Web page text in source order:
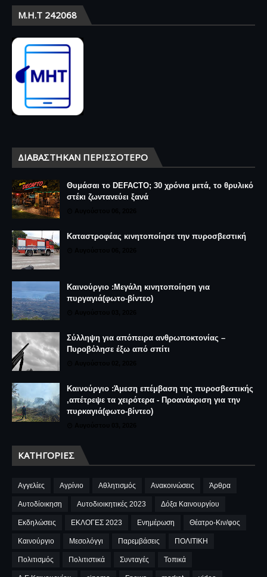
Μ.Η.Τ 242068
ΔΙΑΒΆΣΤΗΚΑΝ ΠΕΡΙΣΣΌΤΕΡΟ
Θυμάσαι το DEFACTO; 30 χρόνια μετά, το θρυλικό
στέκι ζωντανεύει ξανά
Καταστροφέας κινητοποίησε την πυροσβεστική
Καινούργιο :Μεγάλη κινητοποίηση για
πυργαγιά(φωτο-βίντεο)
Σύλληψη για απόπειρα ανθρωποκτονίας –
Πυροβόλησε έξω από σπίτι
Καινούργιο :Άμεση επέμβαση της πυροσβεστικής
,απέτρεψε τα χειρότερα - Προανάκριση για την
πυρκαγιά(φωτο-βίντεο)
ΚΑΤΗΓΟΡΊΕΣ
Αγγελίες Αγρίνιο Αθλητισμός Ανακοινώσεις Άρθρα
Αυτοδίοικηση Αυτοδιοικητικές 2023 Δόξα Καινουργίου
Εκδηλώσεις ΕΚΛΟΓΕΣ 2023 Ενημέρωση Θέατρο-Κιν/φος
Καινούργιο Μεσολόγγι Παρεμβάσεις ΠΟΛΙΤΙΚΗ
Πολιτισμός Πολιτιστικά Συνταγές Τοπικά